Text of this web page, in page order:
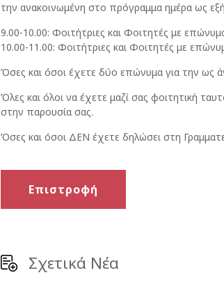
την ανακοινωμένη στο πρόγραμμα ημέρα ως
9.00-10.00: Φοιτήτριες και Φοιτητές με
10.00-11.00: Φοιτήτριες και Φοιτητές με
Όσες και όσοι έχετε δύο επώνυμα για την ως
Όλες και όλοι να έχετε μαζί σας φοιτητική
στην παρουσία σας.
Όσες και όσοι ΔΕΝ έχετε δηλώσει στη
Επιστροφή
Σχετικά Νέα